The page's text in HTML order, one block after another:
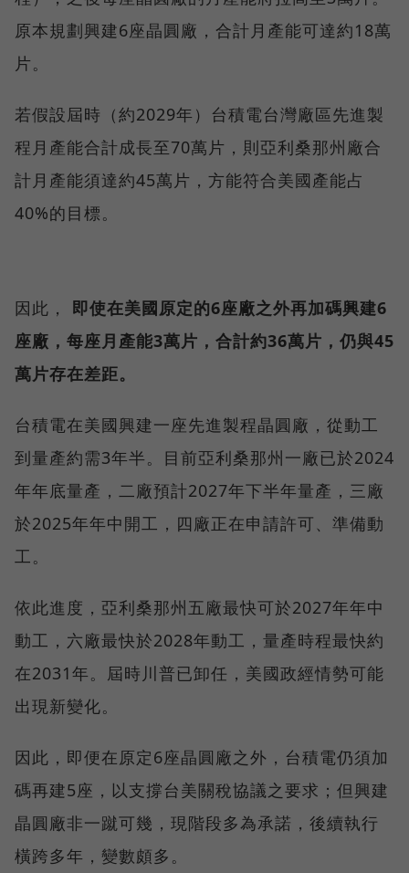
原本規劃興建6座晶圓廠，合計月產能可達約18萬
片。
若假設屆時（約2029年）台積電台灣廠區先進製
程月產能合計成長至70萬片，則亞利桑那州廠合
計月產能須達約45萬片，方能符合美國產能占
40%的目標。
因此， 即使在美國原定的6座廠之外再加碼興建6
座廠，每座月產能3萬片，合計約36萬片，仍與45
萬片存在差距。
台積電在美國興建一座先進製程晶圓廠，從動工
到量產約需3年半。目前亞利桑那州一廠已於2024
年年底量產，二廠預計2027年下半年量產，三廠
於2025年年中開工，四廠正在申請許可、準備動
工。
依此進度，亞利桑那州五廠最快可於2027年年中
動工，六廠最快於2028年動工，量產時程最快約
在2031年。屆時川普已卸任，美國政經情勢可能
出現新變化。
因此，即便在原定6座晶圓廠之外，台積電仍須加
碼再建5座，以支撐台美關稅協議之要求；但興建
晶圓廠非一蹴可幾，現階段多為承諾，後續執行
橫跨多年，變數頗多。